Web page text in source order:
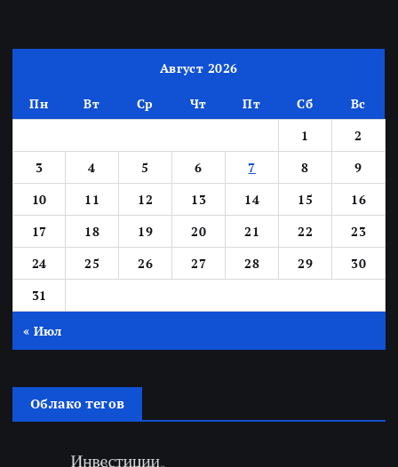
Август 2026
Пн Вт Ср Чт Пт Сб
Вс
1
2
3
4 5 6 7 8
9
10
11 12 13 14 15
16
17
18 19 20 21 22
23
24
25 26 27 28 29
30
31
« Июл
Облако тегов